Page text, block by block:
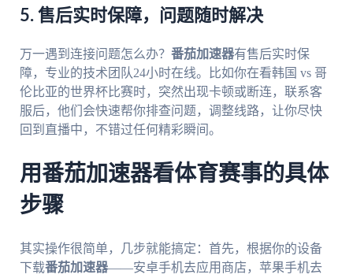
5. 售后实时保障，问题随时解决
万一遇到连接问题怎么办？ 番茄加速器有售后实时保
障，专业的技术团队24小时在线。比如你在看韩国 vs 哥
伦比亚的世界杯比赛时，突然出现卡顿或断连，联系客
服后，他们会快速帮你排查问题，调整线路，让你尽快
回到直播中，不错过任何精彩瞬间。
用番茄加速器看体育赛事的具体
步骤
其实操作很简单，几步就能搞定：首先，根据你的设备
下载番茄加速器——安卓手机去应用商店，苹果手机去